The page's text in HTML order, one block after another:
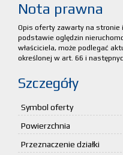
Nota prawna
Opis oferty zawarty na
podstawie oględzin
właściciela, może podlegać
określonej w art. 66 i
Szczegóły
Symbol oferty
Powierzchnia
Przeznaczenie działki